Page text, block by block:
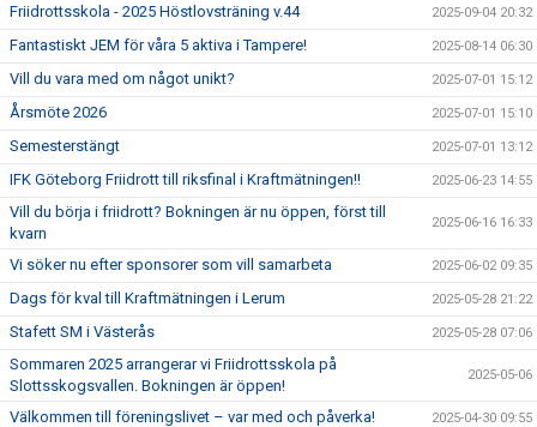
Friidrottsskola - 2025 Höstlovsträning v.44 2025-09-04 20:32
Fantastiskt JEM för våra 5 aktiva i Tampere! 2025-08-14 06:30
Vill du vara med om något unikt? 2025-07-01 15:12
Årsmöte 2026 2025-07-01 15:10
Semesterstängt 2025-07-01 13:12
IFK Göteborg Friidrott till riksfinal i Kraftmätningen!! 2025-06-23 14:55
Vill du börja i friidrott? Bokningen är nu öppen, först till
kvarn
2025-06-16 16:33
Vi söker nu efter sponsorer som vill samarbeta 2025-06-02 09:35
Dags för kval till Kraftmätningen i Lerum 2025-05-28 21:22
Stafett SM i Västerås 2025-05-28 07:06
Sommaren 2025 arrangerar vi Friidrottsskola på
Slottsskogsvallen. Bokningen är öppen!
2025-05-06
Välkommen till föreningslivet – var med och påverka! 2025-04-30 09:55